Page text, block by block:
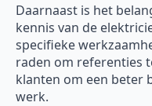
Daarnaast is het
kennis van de
specifieke
raden om referenties
klanten om een beter
werk.